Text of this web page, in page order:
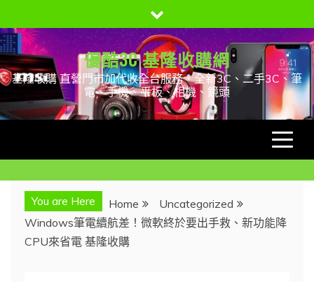
to
content
優酷3C 基隆收購網
基隆收購 直營門市加代收全台服務，全新3C、二手3C、筆
電、手機、平板、相機、鏡頭
You are Here Home
Uncategorized
Windows筆電續航差！微軟終於要出手救、新功能降
CPU來省電 基隆收購